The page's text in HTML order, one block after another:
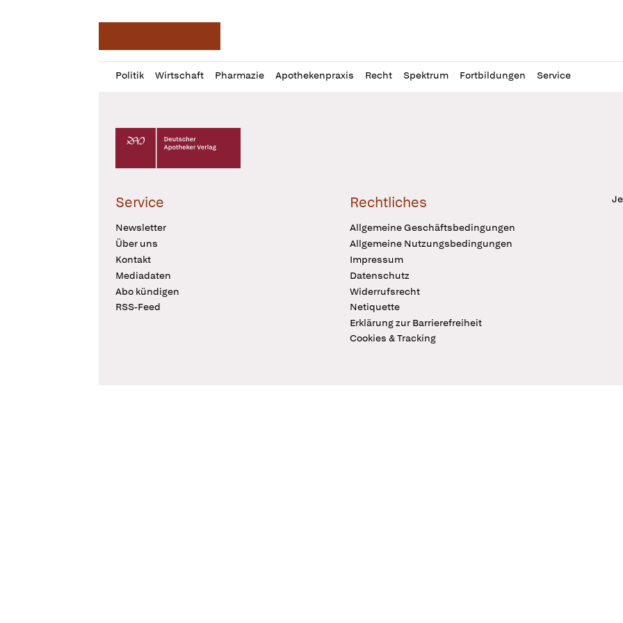
Politik Wirtschaft Pharmazie Apothekenpraxis Recht Spektrum Fortbildungen Service
Profil
öffnen
Daz
Pur
Deutscher Apotheker Verlag Logo
Service
Newsletter
Über uns
Kontakt
Mediadaten
Abo kündigen
RSS-Feed
Rechtliches
Allgemeine Geschäftsbedingungen
Allgemeine Nutzungsbedingungen
Impressum
Datenschutz
Widerrufsrecht
Netiquette
Erklärung zur Barrierefreiheit
Cookies & Tracking